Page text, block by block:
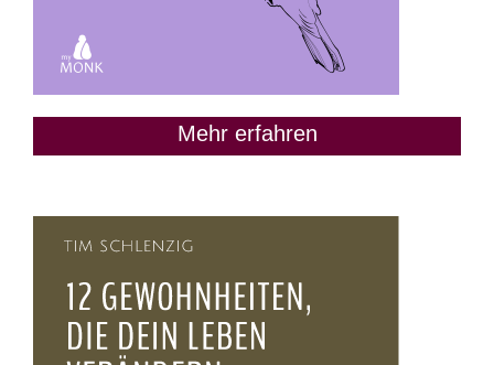
Mehr erfahren